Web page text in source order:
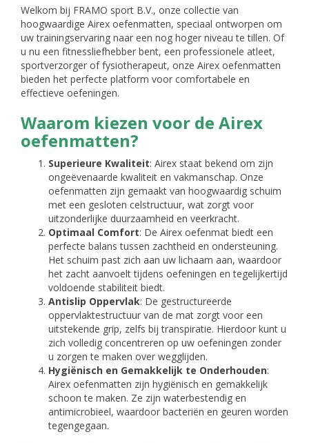
Welkom bij FRAMO sport B.V., onze collectie van
hoogwaardige Airex oefenmatten, speciaal ontworpen om
uw trainingservaring naar een nog hoger niveau te tillen. Of
u nu een fitnessliefhebber bent, een professionele atleet,
sportverzorger of fysiotherapeut, onze Airex oefenmatten
bieden het perfecte platform voor comfortabele en
effectieve oefeningen.
Waarom kiezen voor de Airex
oefenmatten?
Superieure Kwaliteit: Airex staat bekend om zijn
ongeëvenaarde kwaliteit en vakmanschap. Onze
oefenmatten zijn gemaakt van hoogwaardig schuim
met een gesloten celstructuur, wat zorgt voor
uitzonderlijke duurzaamheid en veerkracht.
Optimaal Comfort: De Airex oefenmat biedt een
perfecte balans tussen zachtheid en ondersteuning.
Het schuim past zich aan uw lichaam aan, waardoor
het zacht aanvoelt tijdens oefeningen en tegelijkertijd
voldoende stabiliteit biedt.
Antislip Oppervlak: De gestructureerde
oppervlaktestructuur van de mat zorgt voor een
uitstekende grip, zelfs bij transpiratie. Hierdoor kunt u
zich volledig concentreren op uw oefeningen zonder
u zorgen te maken over wegglijden.
Hygiënisch en Gemakkelijk te Onderhouden:
Airex oefenmatten zijn hygiënisch en gemakkelijk
schoon te maken. Ze zijn waterbestendig en
antimicrobieel, waardoor bacteriën en geuren worden
tegengegaan.